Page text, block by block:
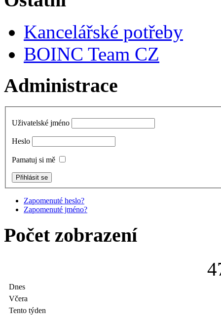
Kancelářské potřeby
BOINC Team CZ
Administrace
Uživatelské jméno
Heslo
Pamatuj si mě
Zapomenuté heslo?
Zapomenuté jméno?
Počet zobrazení
4
Dnes
Včera
Tento týden